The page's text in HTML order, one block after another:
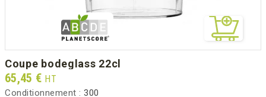
coupe bodeglass 22cl
Prix
65,45 € HT
Conditionnement : 300